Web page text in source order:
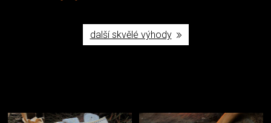
další skvělé výhody